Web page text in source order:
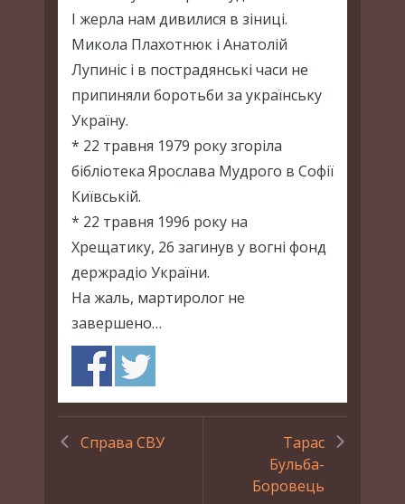
І жерла нам дивилися в зіниці.
Микола Плахотнюк і Анатолій
Лупиніс і в пострадянські часи не
припиняли боротьби за українську
Україну.
* 22 травня 1979 року згоріла
бібліотека Ярослава Мудрого в Софії
Київській.
* 22 травня 1996 року на
Хрещатику, 26 загинув у вогні фонд
держрадіо України.
На жаль, мартиролог не
завершено…
Справа СВУ
Тарас
Бульба-
Боровець